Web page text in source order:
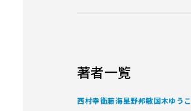
著者一覧
西村幸衛藤海星野邦敏国木ゆうこ